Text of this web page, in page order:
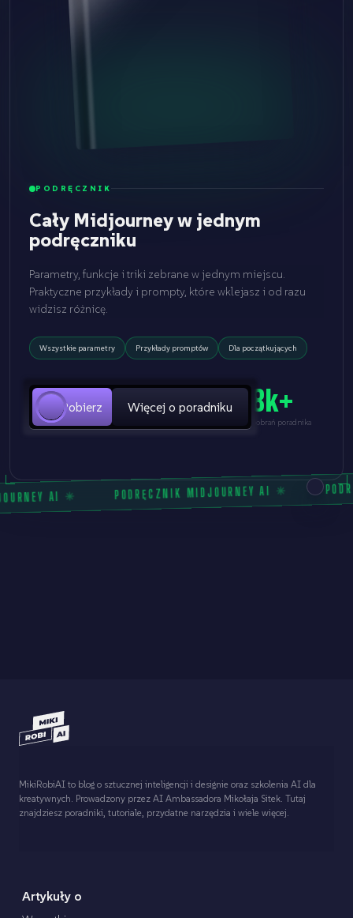
PODRĘCZNIK
Cały Midjourney w jednym
podręczniku
Parametry, funkcje i triki zebrane w jednym miejscu.
Praktyczne przykłady i prompty, które wklejasz i od razu
widzisz różnicę.
Wszystkie parametry Przykłady promptów Dla początkujących
Pobierz Więcej o poradniku 8k+
pobrań poradnika
AI ✳ PODRĘCZNIK MIDJOURNEY AI ✳
MikiRobiAI to blog o sztucznej inteligencji i designie oraz szkolenia AI dla
kreatywnych. Prowadzony przez AI Ambassadora Mikołaja Sitek. Tutaj
znajdziesz poradniki, tutoriale, przydatne narzędzia i wiele więcej.
Artykuły o